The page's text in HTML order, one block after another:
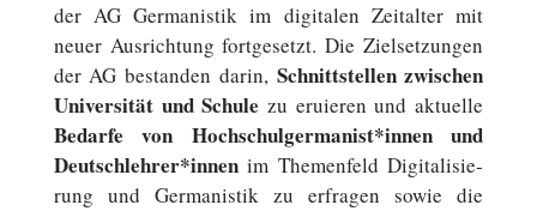
der AG Ger­ma­nis­tik im di­gi­ta­len Zeit­al­ter mit
neuer Aus­rich­tung fort­ge­setzt. Die Ziel­set­zun­gen
der AG be­stan­den darin, Schnitt­stel­len zwi­schen
Uni­ver­si­tät und Schule zu eru­ie­ren und ak­tu­el­le
Bedarfe von Hochschulgermanist*innen und
Deutschlehrer*innenim The­men­feld Di­gi­ta­li­sie­
rung und Ger­ma­nis­tik zu er­fra­gen sowie die